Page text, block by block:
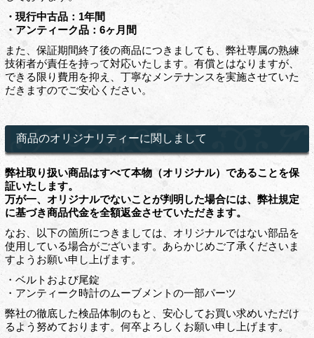
・現行中古品：1年間
・アンティーク品：6ヶ月間
また、保証期間終了後の商品につきましても、弊社専属の熟練
技術者が責任を持って対応いたします。有償とはなりますが、
できる限り費用を抑え、丁寧なメンテナンスを実施させていた
だきますのでご安心ください。
商品のオリジナリティーに関しまして
弊社取り扱い商品はすべて本物（オリジナル）であることを保
証いたします。
万が一、オリジナルでないことが判明した場合には、弊社規定
に基づき商品代金を全額返金させていただきます。
なお、以下の箇所につきましては、オリジナルではない部品を
使用している場合がございます。あらかじめご了承くださいま
すようお願い申し上げます。
・ベルトおよび尾錠
・アンティーク時計のムーブメントの一部パーツ
弊社の徹底した検品体制のもと、安心してお買い求めいただけ
るよう努めております。何卒よろしくお願い申し上げます。